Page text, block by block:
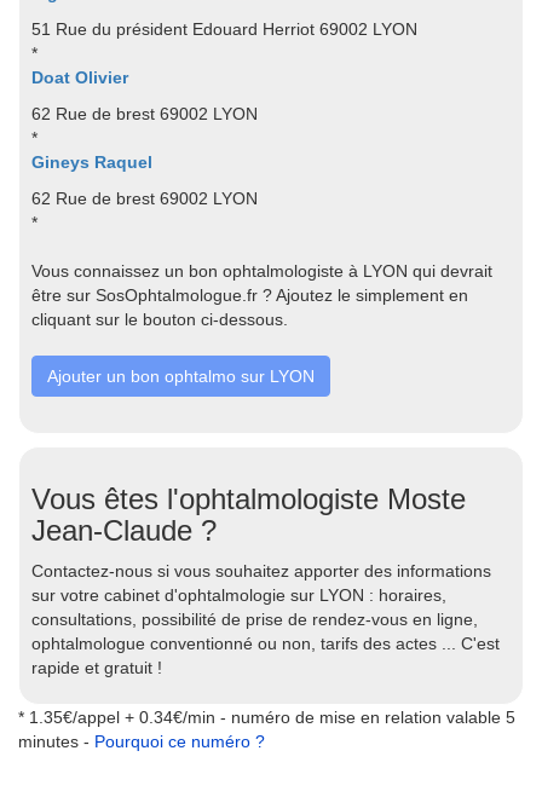
51 Rue du président Edouard Herriot 69002 LYON
*
Doat Olivier
62 Rue de brest 69002 LYON
*
Gineys Raquel
62 Rue de brest 69002 LYON
*
Vous connaissez un bon ophtalmologiste à LYON qui devrait
être sur SosOphtalmologue.fr ? Ajoutez le simplement en
cliquant sur le bouton ci-dessous.
Ajouter un bon ophtalmo sur LYON
Vous êtes l'ophtalmologiste Moste
Jean-Claude ?
Contactez-nous si vous souhaitez apporter des informations
sur votre cabinet d'ophtalmologie sur LYON : horaires,
consultations, possibilité de prise de rendez-vous en ligne,
ophtalmologue conventionné ou non, tarifs des actes ... C'est
rapide et gratuit !
* 1.35€/appel + 0.34€/min - numéro de mise en relation valable 5
minutes - Pourquoi ce numéro ?